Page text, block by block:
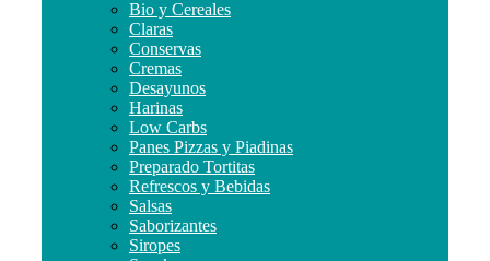
Bio y Cereales
Claras
Conservas
Cremas
Desayunos
Harinas
Low Carbs
Panes Pizzas y Piadinas
Preparado Tortitas
Refrescos y Bebidas
Salsas
Saborizantes
Siropes